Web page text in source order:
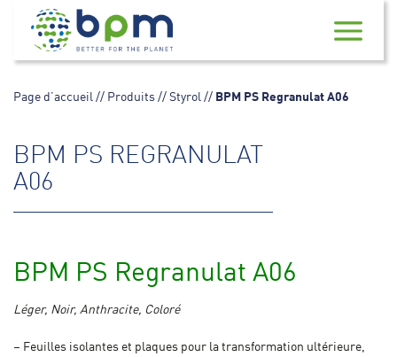
Page d’accueil // Produits // Styrol // BPM PS Regranulat A06
BPM PS REGRANULAT
A06
BPM PS Regranulat A06
Léger, Noir, Anthracite, Coloré
– Feuilles isolantes et plaques pour la transformation ultérieure,